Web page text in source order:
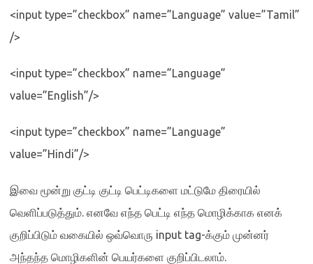
<input type=”checkbox” name=”Language” value=”Tamil”
/>
<input type=”checkbox” name=”Language”
value=”English”/>
<input type=”checkbox” name=”Language”
value=”Hindi”/>
இவை மூன்று குட்டி குட்டி பெட்டிகளை மட்டுமே திரையில்
வெளிப்படுத்தும். எனவே எந்த பெட்டி எந்த மொழிக்காக எனக்
குறிப்பிடும் வகையில் ஒவ்வொரு input tag-க்கும் முன்னர்
அந்தந்த மொழிகளின் பெயர்களை குறிப்பிடலாம்.